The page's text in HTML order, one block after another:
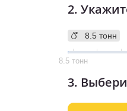
2.
8.5 тонн
8.5 тонн
3.